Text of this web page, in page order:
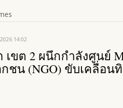
14:02
เขต 2 ผนึกกำลังศูนย์
กชน (NGO) ขับเคลื่อ